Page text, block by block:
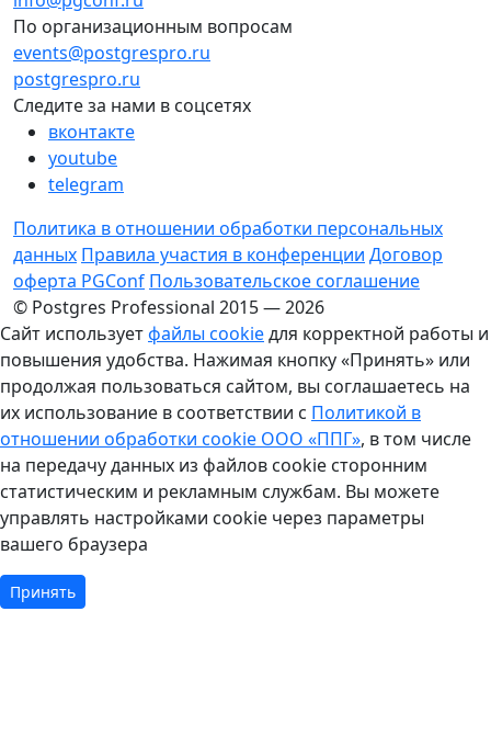
По организационным вопросам
events@postgrespro.ru
postgrespro.ru
Следите за нами в соцсетях
вконтакте
youtube
telegram
Политика в отношении обработки персональных
данных Правила участия в конференции Договор
оферта PGConf Пользовательское соглашение
© Postgres Professional 2015 — 2026
Сайт используетфайлы cookieдля корректной работы и
повышения удобства. Нажимая кнопку «Принять» или
продолжая пользоваться сайтом, вы соглашаетесь на
их использование в соответствии с Политикой в
отношении обработки cookie ООО «ППГ», в том числе
на передачу данных из файлов cookie сторонним
статистическим и рекламным службам. Вы можете
управлять настройками cookie через параметры
вашего браузера
Принять